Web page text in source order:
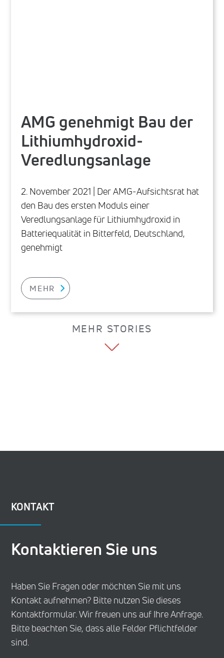
AMG genehmigt Bau der
Lithiumhydroxid-
Veredlungsanlage
2. November 2021 | Der AMG-Aufsichtsrat hat
den Bau des ersten Moduls einer
Veredlungsanlage für Lithiumhydroxid in
Batteriequalität in Bitterfeld, Deutschland,
genehmigt
MEHR
MEHR STORIES
KONTAKT
Kontaktieren Sie uns
Haben Sie Fragen oder möchten Sie mit uns
Kontakt aufnehmen? Bitte nutzen Sie dieses
Kontaktformular. Wir freuen uns auf Ihre Anfrage.
Bitte beachten Sie, dass alle Felder Pflichtfelder
sind.